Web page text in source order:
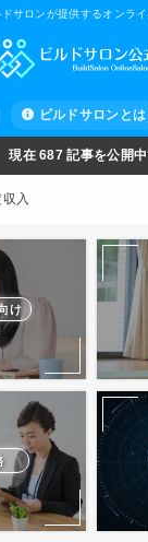
サロンが提供するオンラ
ビルドサロンとは
現在687 記事を公開
入
け